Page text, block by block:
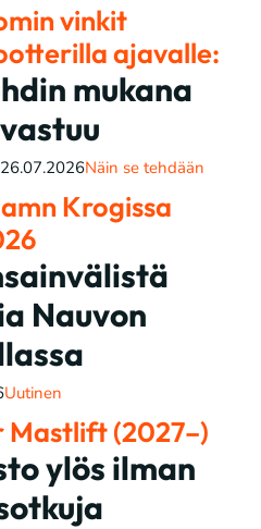
vinkit
ajavalle:
mukana
26.07.2026Näin se tehdään
Krogissa
Nauvon
Uutinen
Mastlift (2027–)
ylös ilman